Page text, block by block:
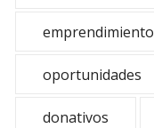
emprendimiento
oportunidades
donativos